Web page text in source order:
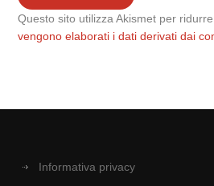
Questo sito utilizza Akismet per
vengono elaborati i dati derivati dai
Informativa privacy